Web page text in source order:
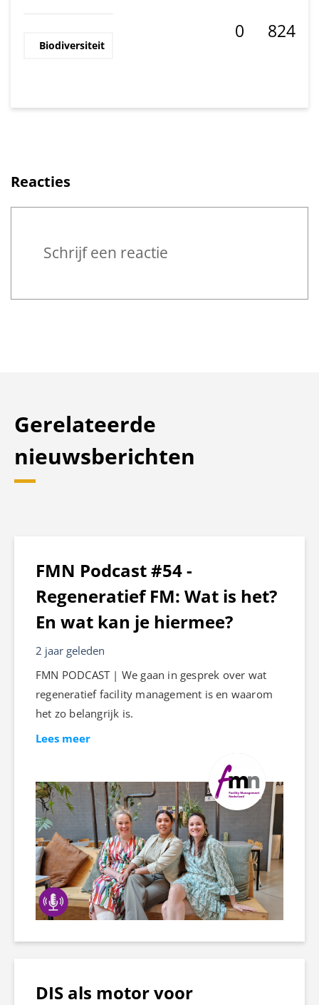
Biodiversiteit
0
824
Reacties
Schrijf een reactie
Gerelateerde
nieuwsberichten
FMN Podcast #54 -
Regeneratief FM: Wat is het?
En wat kan je hiermee?
2 jaar geleden
FMN PODCAST | We gaan in gesprek over wat
regeneratief facility management is en waarom
het zo belangrijk is.
Lees meer
DIS als motor voor